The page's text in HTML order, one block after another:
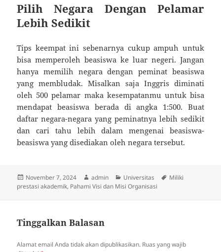
Pilih Negara Dengan Pelamar
Lebih Sedikit
Tips keempat ini sebenarnya cukup ampuh untuk
bisa memperoleh beasiswa ke luar negeri. Jangan
hanya memilih negara dengan peminat beasiswa
yang membludak. Misalkan saja Inggris diminati
oleh 500 pelamar maka kesempatanmu untuk bisa
mendapat beasiswa berada di angka 1:500. Buat
daftar negara-negara yang peminatnya lebih sedikit
dan cari tahu lebih dalam mengenai beasiswa-
beasiswa yang disediakan oleh negara tersebut.
Diposkan
pada
November 7, 2024 Penulis
admin Kategori
Universitas Tag
Miliki
prestasi akademik, Pahami Visi dan Misi Organisasi
Tinggalkan Balasan
Alamat email Anda tidak akan dipublikasikan. Ruas yang wajib